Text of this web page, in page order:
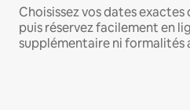
Choisissez vos dates
puis réservez facilement en
supplémentaire ni formalités